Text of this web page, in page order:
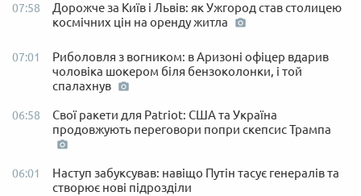
07:58
Дорожче за Київ і Львів: як Ужгород став столицею
космічних цін на оренду житла
07:01
Риболовля з вогником: в Аризоні офіцер вдарив
чоловіка шокером біля бензоколонки, і той
спалахнув
06:58
Свої ракети для Patriot: США та Україна
продовжують переговори попри скепсис Трампа
06:01
Наступ забуксував: навіщо Путін тасує генералів та
створює нові підрозділи